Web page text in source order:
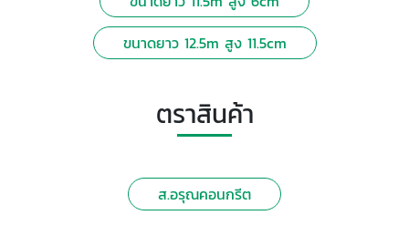
ขนาดยาว 12.5m สูง 11.5cm
ตราสินค้า
ส.อรุณคอนกรีต